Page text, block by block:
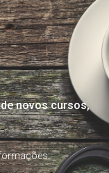
novos cursos,